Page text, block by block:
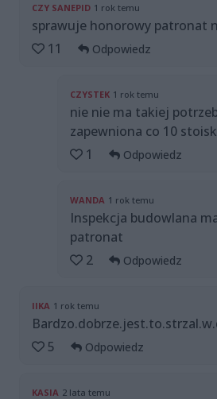
CZY SANEPID 1 rok temu
sprawuje honorowy patronat
11
Odpowiedz
CZYSTEK 1 rok temu
nie nie ma takiej
zapewniona co 10
1
Odpowiedz
WANDA 1 rok temu
Inspekcja budowlana
patronat
2
Odpowiedz
IIKA 1 rok temu
5
Odpowiedz
KASIA 2 lata temu